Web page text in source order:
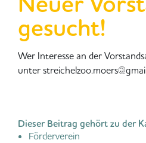
gesucht!
Wer Interesse an der
unter
Dieser Beitrag gehört zu der
Förderverein